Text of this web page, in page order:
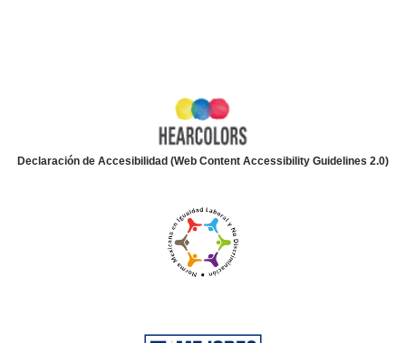
Declaración de Accesibilidad (Web Content Accessibility Guidelines 2.0)